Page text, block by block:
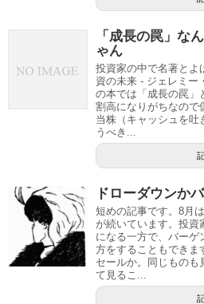
「成長の罠」な
ゃん
投資家の中で名著とよ
資の未来 - ジェレミー
の本では「成長の罠」
割高になりがちなので
当株（キャッシュを吐
うべき...
ドローダウンか
短めの記事です。8月
が続いています。投資
になる一方で、バーゲ
方をすることもできま
セールか。同じものも
て見るこ...